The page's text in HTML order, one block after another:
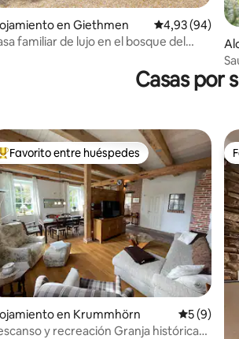
promedio: 5 de 5. 9 evaluaciones
en Giethmen Calificación
4,93 (94)
familiar de lujo en el bosque del
Casas por
5 de 5. 22 evaluaciones
Favorito entre los huéspedes más destacados
Favorito entre huéspedes
en Krummhörn
5 (9)
y recreación Granja histórica